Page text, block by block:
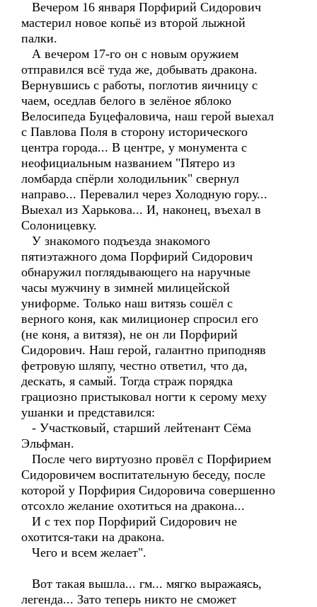
Вечером 16 января Порфирий Сидорович
мастерил новое копьё из второй лыжной
палки.
А вечером 17-го он с новым оружием
отправился всё туда же, добывать дракона.
Вернувшись с работы, поглотив яичницу с
чаем, оседлав белого в зелёное яблоко
Велосипеда Буцефаловича, наш герой выехал
с Павлова Поля в сторону исторического
центра города... В центре, у монумента с
неофициальным названием "Пятеро из
ломбарда спёрли холодильник" свернул
направо... Перевалил через Холодную гору...
Выехал из Харькова... И, наконец, въехал в
Солоницевку.
У знакомого подъезда знакомого
пятиэтажного дома Порфирий Сидорович
обнаружил поглядывающего на наручные
часы мужчину в зимней милицейской
униформе. Только наш витязь сошёл с
верного коня, как милиционер спросил его
(не коня, а витязя), не он ли Порфирий
Сидорович. Наш герой, галантно приподняв
фетровую шляпу, честно ответил, что да,
дескать, я самый. Тогда страж порядка
грациозно пристыковал ногти к серому меху
ушанки и представился:
- Участковый, старший лейтенант Сёма
Эльфман.
После чего виртуозно провёл с Порфирием
Сидоровичем воспитательную беседу, после
которой у Порфирия Сидоровича совершенно
отсохло желание охотиться на дракона...
И с тех пор Порфирий Сидорович не
охотится-таки на дракона.
Чего и всем желает".
Вот такая вышла... гм... мягко выражаясь,
легенда... Зато теперь никто не сможет